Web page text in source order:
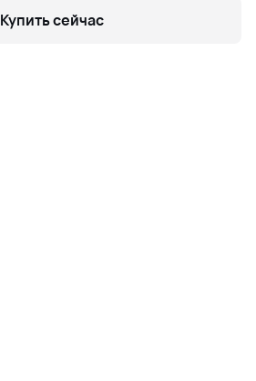
Купить сейчас